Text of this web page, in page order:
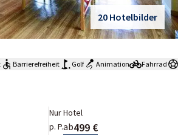
20 Hotelbilder
Barrierefreiheit Golf Animation Fahrrad
Nur Hotel
p. P.ab499 €